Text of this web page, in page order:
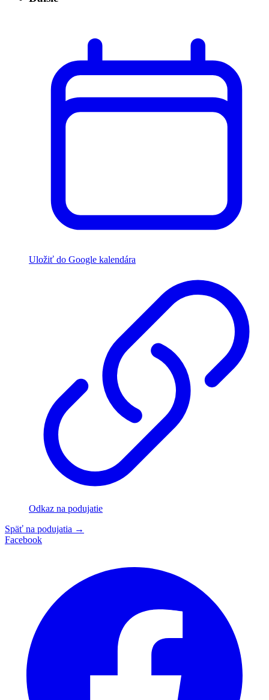
Uložiť do Google kalendára
Odkaz na podujatie
Späť na podujatia →
Facebook